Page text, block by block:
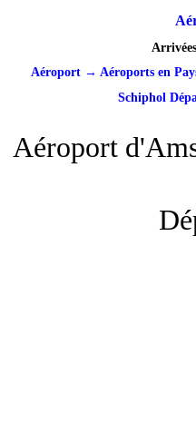
Aéroport→ Aéroports en
Schiphol
Aéroport